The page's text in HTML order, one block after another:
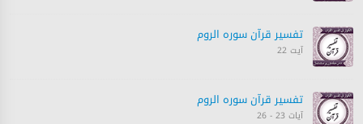
تفسیر قرآن سورہ ‎الروم‎
آیت 22
تفسیر قرآن سورہ ‎الروم‎
آیات 23 - 26